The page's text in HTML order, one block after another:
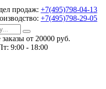
продаж: +7(495)798-04-13
+7(495)798-29-05
от 20000 руб.
9:00 - 18:00